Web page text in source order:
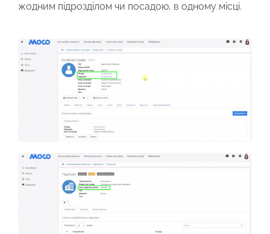
жодним підрозділом чи посадою, в одному місці.